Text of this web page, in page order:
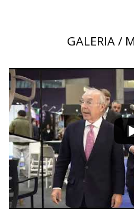
GALERIA /